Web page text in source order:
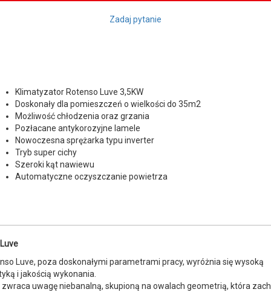
Zadaj pytanie
Klimatyzator Rotenso Luve 3,5KW
Doskonały dla pomieszczeń o wielkości do 35m2
Możliwość chłodzenia oraz grzania
Pozłacane antykorozyjne lamele
Nowoczesna sprężarka typu inverter
Tryb super cichy
Szeroki kąt nawiewu
Automatyczne oczyszczanie powietrza
Luve
Luve, poza doskonałymi parametrami pracy, wyróżnia się wysoką
i jakością wykonania.
zwraca uwagę niebanalną, skupioną na owalach geometrią, która